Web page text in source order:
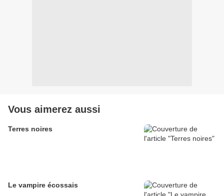
Vous aimerez aussi
Terres noires
Le vampire écossais